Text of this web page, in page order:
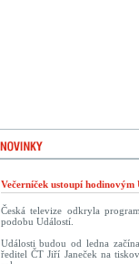
Večerníček ustoupí hodinovým
Česká televize odkryla
podobu Událostí.
Události budou od ledna
ředitel ČT Jiří Janeček na